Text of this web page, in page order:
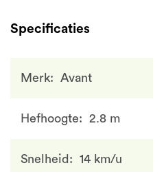
Specificaties
Merk Avant
Hefhoogte 2.8 m
Snelheid 14 km/u